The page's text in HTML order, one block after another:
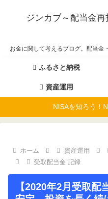
ジンカブ～配当金
お金に関して考えるブログ。配当金
ふるさと納税
資産運用
NISAを知ろう！
ホーム 資産運用
受取配当金 記録
【2020年2月受取配